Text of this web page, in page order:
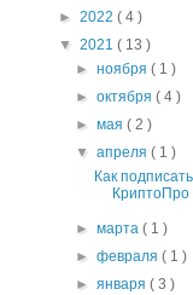
► 2022 ( 4 )
▼ 2021 ( 13 )
►ноября( 1 )
►октября( 4 )
►мая( 2 )
▼апреля( 1 )
Как
КриптоПро
►марта( 1 )
►февраля( 1 )
►января( 3 )